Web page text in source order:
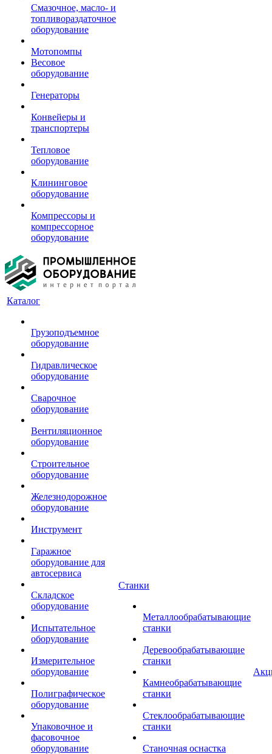
Смазочное, масло- и
топливораздаточное
оборудование
Мотопомпы
Весовое
оборудование
Генераторы
Конвейеры и
транспортеры
Тепловое
оборудование
Клининговое
оборудование
Компрессоры и
компрессорное
оборудование
Каталог
Грузоподъемное
оборудование
Гидравлическое
оборудование
Сварочное
оборудование
Вентиляционное
оборудование
Строительное
оборудование
Железнодорожное
оборудование
Инструмент
Гаражное
оборудование для
автосервиса
Складское
оборудование
Испытательное
оборудование
Измерительное
оборудование
Полиграфическое
оборудование
Упаковочное и
фасовочное
оборудование
Станки
Металлообрабатывающие
станки
Деревообрабатывающие
станки
Камнеобрабатывающие
станки
Стеклообрабатывающие
станки
Станочная оснастка